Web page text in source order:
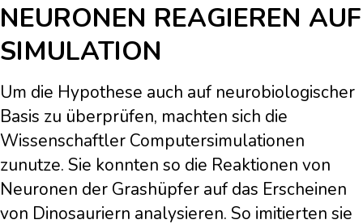
NEURONEN REAGIEREN AUF
SIMULATION
Um die Hypothese auch auf neurobiologischer
Basis zu überprüfen, machten sich die
Wissenschaftler Computersimulationen
zunutze. Sie konnten so die Reaktionen von
Neuronen der Grashüpfer auf das Erscheinen
von Dinosauriern analysieren. So imitierten sie